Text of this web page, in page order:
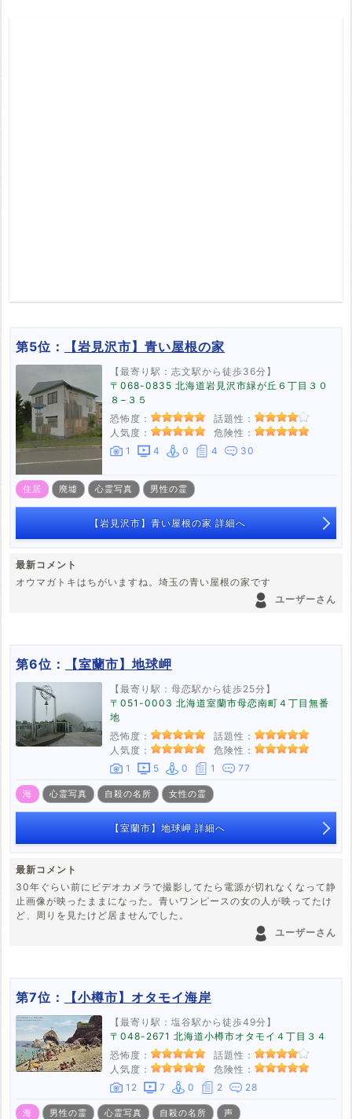
第5位： 【岩見沢市】青い屋根の家
【最寄り駅：志文駅から徒歩36分】
〒068-0835 北海道岩見沢市緑が丘６丁目３０
８−３５
恐怖度：
話題性：
人気度：
危険性：
1
4 0 4 30
住居 廃墟 心霊写真 男性の霊
【岩見沢市】青い屋根の家 詳細へ
最新コメント
オウマガトキはちがいますね。埼玉の青い屋根の家です
ユーザーさん
第6位： 【室蘭市】地球岬
【最寄り駅：母恋駅から徒歩25分】
〒051-0003 北海道室蘭市母恋南町４丁目無番
地
恐怖度：
話題性：
人気度：
危険性：
1
5 0 1 77
海 心霊写真 自殺の名所 女性の霊
【室蘭市】地球岬 詳細へ
最新コメント
30年ぐらい前にビデオカメラで撮影してたら電源が切れなくなって静
止画像が映ったままになった。青いワンピースの女の人が映ってたけ
ど、周りを見たけど居ませんでした。
ユーザーさん
第7位： 【小樽市】オタモイ海岸
【最寄り駅：塩谷駅から徒歩49分】
〒048-2671 北海道小樽市オタモイ４丁目３４
恐怖度：
話題性：
人気度：
危険性：
12
7 0 2 28
海 男性の霊 心霊写真 自殺の名所 声